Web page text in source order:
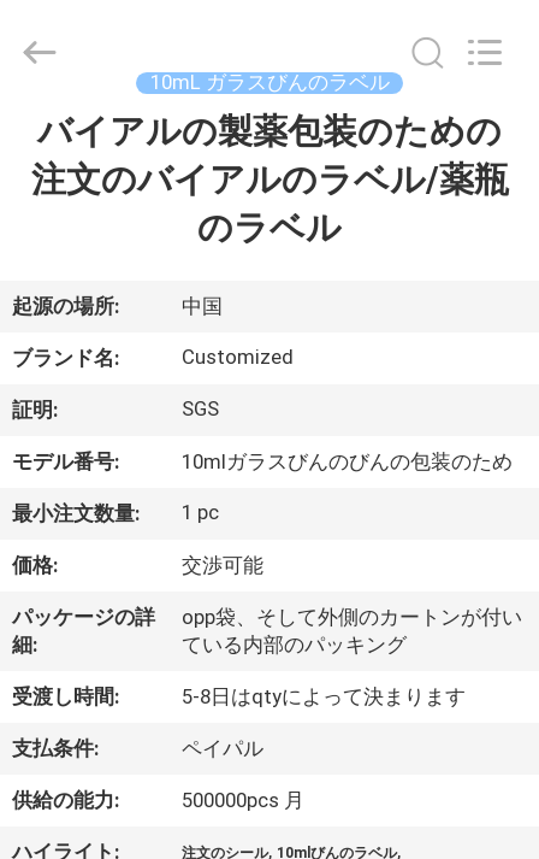
ダ
ク
ト
私
に
つ
い
て
工
2017
Industry
Rights
10mL ガラスびんのラベル
バイアルの製薬包装のための
注文のバイアルのラベル/薬瓶
のラベル
起源の場所: 中国
ブランド名: Customized
証明: SGS
モデル番号: 10mlガラスびんのびんの包装のため
最小注文数量: 1 pc
価格: 交渉可能
パッケージの詳
細:
opp袋、そして外側のカートンが付い
ている内部のパッキング
受渡し時間: 5-8日はqtyによって決まります
支払条件: ペイパル
供給の能力: 500000pcs 月
ハイライト: 注文のシール, 10mlびんのラベル,